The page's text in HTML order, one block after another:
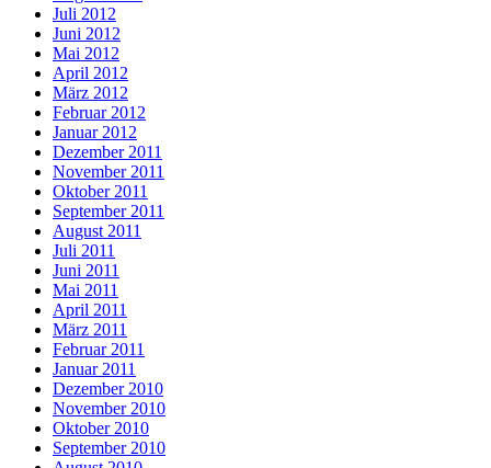
Juli 2012
Juni 2012
Mai 2012
April 2012
März 2012
Februar 2012
Januar 2012
Dezember 2011
November 2011
Oktober 2011
September 2011
August 2011
Juli 2011
Juni 2011
Mai 2011
April 2011
März 2011
Februar 2011
Januar 2011
Dezember 2010
November 2010
Oktober 2010
September 2010